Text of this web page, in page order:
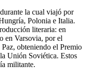
la cual viajó por
Polonia e Italia.
literaria: en
en Varsovia, por el
obteniendo el Premio
Unión Soviética. Estos
militante.